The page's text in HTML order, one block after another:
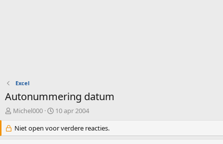
Excel
Autonummering datum
O
d
e
Michel000
S
a
r
10 apr 2004
Niet open voor verdere reacties.